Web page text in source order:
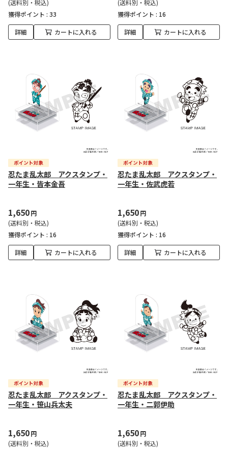
(送料別・税込)
獲得ポイント : 33
詳細 カートに入れる
(送料別・税込)
獲得ポイント : 16
詳細 カートに入れる
忍たま乱太郎 アクスタンプ・
一年生・皆本金吾
1,650円
(送料別・税込)
獲得ポイント : 16
詳細 カートに入れる
忍たま乱太郎 アクスタンプ・
一年生・佐武虎若
1,650円
(送料別・税込)
獲得ポイント : 16
詳細 カートに入れる
忍たま乱太郎 アクスタンプ・
一年生・笹山兵太夫
1,650円
(送料別・税込)
忍たま乱太郎 アクスタンプ・
一年生・二郭伊助
1,650円
(送料別・税込)